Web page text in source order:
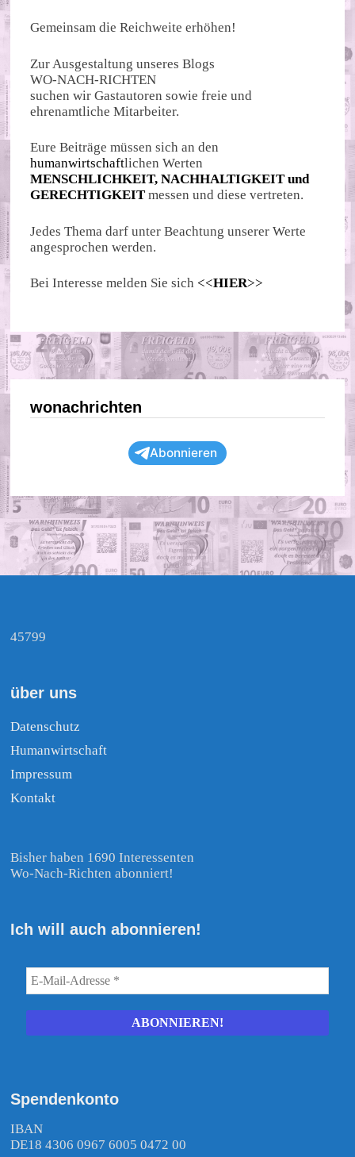
Gemeinsam die Reichweite erhöhen!
Zur Ausgestaltung unseres Blogs
WO-NACH-RICHTEN
suchen wir Gastautoren sowie freie und
ehrenamtliche Mitarbeiter.
Eure Beiträge müssen sich an den
humanwirtschaftlichen Werten
MENSCHLICHKEIT, NACHHALTIGKEIT und
GERECHTIGKEIT messen und diese vertreten.
Jedes Thema darf unter Beachtung unserer Werte
angesprochen werden.
Bei Interesse melden Sie sich <<HIER>>
wonachrichten
Abonnieren
45799
über uns
Datenschutz
Humanwirtschaft
Impressum
Kontakt
Bisher haben 1690 Interessenten
Wo-Nach-Richten abonniert!
Ich will auch abonnieren!
Spendenkonto
IBAN
DE18 4306 0967 6005 0472 00